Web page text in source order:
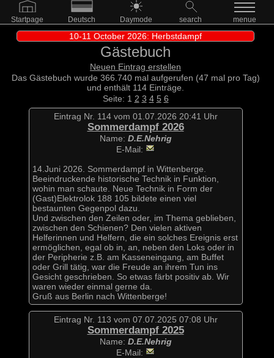
Startpage Deutsch Daymode search menue
10-11 October 2026: Herbstdampf
Gästebuch
Neuen Eintrag erstellen
Das Gästebuch wurde 366.740 mal aufgerufen (47 mal pro Tag)
und enthält 114 Einträge.
Seite: 1 2 3 4 5 6
Eintrag Nr. 114 vom 01.07.2026 20:41 Uhr
Sommerdampf 2026
Name: D.E.Nehrig
E-Mail:
14.Juni 2026. Sommerdampf in Wittenberge.
Beeindruckende historische Technik in Funktion,
wohin man schaute. Neue Technik in Form der
(Gast)Elektrolok 188 105 bildete einen viel
bestaunten Gegenpol dazu.
Und zwischen den Zeilen oder, im Thema geblieben,
zwischen den Schienen? Den vielen aktiven
Helferinnen und Helfern, die ein solches Ereignis erst
ermöglichen, egal ob in, an, neben den Loks oder in
der Peripherie z.B. am Kasseneingang, am Buffet
oder Grill tätig, war die Freude an ihrem Tun ins
Gesicht geschrieben. So etwas färbt positiv ab. Wir
waren wieder einmal gerne da.
Gruß aus Berlin nach Wittenberge!
Eintrag Nr. 113 vom 07.07.2025 07:08 Uhr
Sommerdampf 2025
Name: D.E.Nehrig
E-Mail: